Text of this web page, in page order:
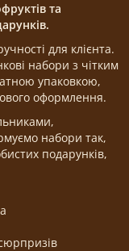
та
для клієнта.
набори з чітким
упаковкою,
оформлення.
набори так,
подарунків,